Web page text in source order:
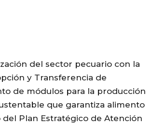
del sector pecuario con la
y Transferencia de
de módulos para la producción
que garantiza alimento
Plan Estratégico de Atención